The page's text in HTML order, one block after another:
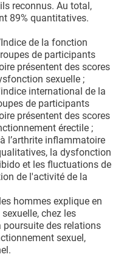
reconnus. Au total,
89% quantitatives.
de la fonction
de participants
présentent des scores
sexuelle ;
international de la
de participants
présentent des scores
érectile ;
l’arthrite inflammatoire
la dysfonction
et les fluctuations de
de l'activité de la
hommes explique en
chez les
poursuite des relations
sexuel,